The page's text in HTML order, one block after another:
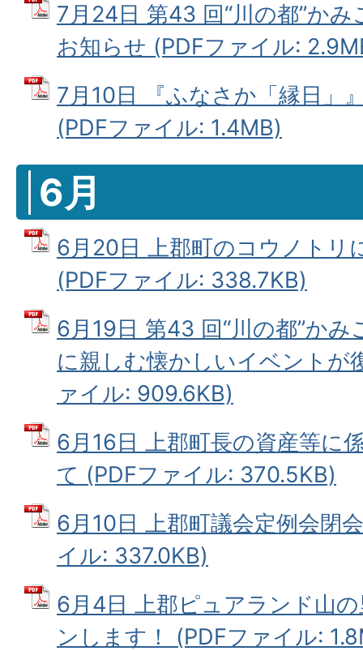
7月24日 第43 回“川の都”か
お知らせ (PDFファイル:
7月10日 『ふなさか「縁日」
(PDFファイル: 1.4MB)
6月
6月20日 上郡町のコウノトリ
(PDFファイル: 338.7KB)
6月19日 第43 回“川の都”か
に親しむ懐かしいイベントが
ァイル: 909.6KB)
6月16日 上郡町長の資産等に
て (PDFファイル: 370.5KB)
6月10日 上郡町議会定例会閉
イル: 337.0KB)
6月4日 上郡ピュアランド山
ンします！ (PDFファイル: